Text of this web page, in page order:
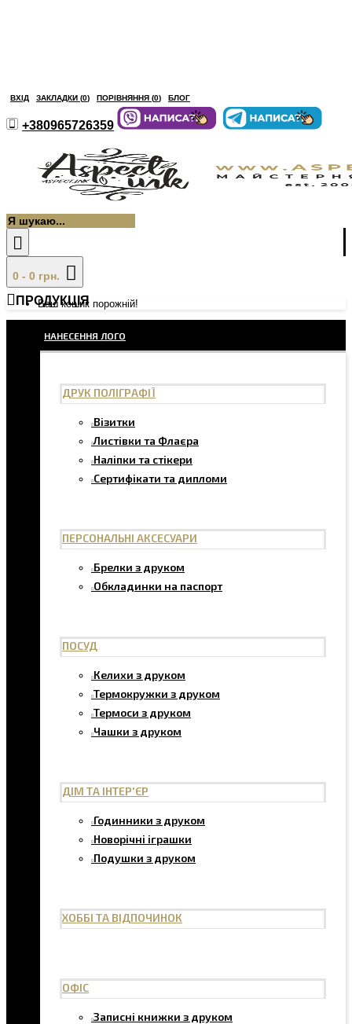
ВХІД ЗАКЛАДКИ (0) ПОРІВНЯННЯ (0) БЛОГ
+380965726359
0 - 0 грн.
Ваш кошик порожній!
ПРОДУКЦІЯ
НАНЕСЕННЯ ЛОГО
ДРУК ПОЛІГРАФІЇ
Візитки
Листівки та Флаєра
Наліпки та стікери
Сертифікати та дипломи
ПЕРСОНАЛЬНІ АКСЕСУАРИ
Брелки з друком
Обкладинки на паспорт
ПОСУД
Келихи з друком
Термокружки з друком
Термоси з друком
Чашки з друком
ДІМ ТА ІНТЕР'ЄР
Годинники з друком
Новорічні іграшки
Подушки з друком
ХОББІ ТА ВІДПОЧИНОК
ОФІС
Записні книжки з друком